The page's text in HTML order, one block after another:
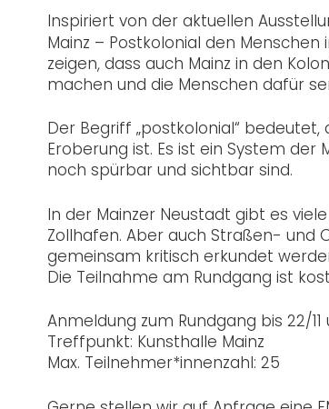
Inspiriert von der aktuellen
Mainz – Postkolonial den
zeigen, dass auch Mainz in den
machen und die Menschen dafür
Der Begriff „postkolonial“
Eroberung ist. Es ist ein System
noch spürbar und sichtbar sind.
In der Mainzer Neustadt gibt es
Zollhafen. Aber auch Straßen- und
gemeinsam kritisch erkundet
Die Teilnahme am Rundgang ist
Anmeldung zum Rundgang bis 22/
Treffpunkt: Kunsthalle Mainz
Max. Teilnehmer*innenzahl: 25